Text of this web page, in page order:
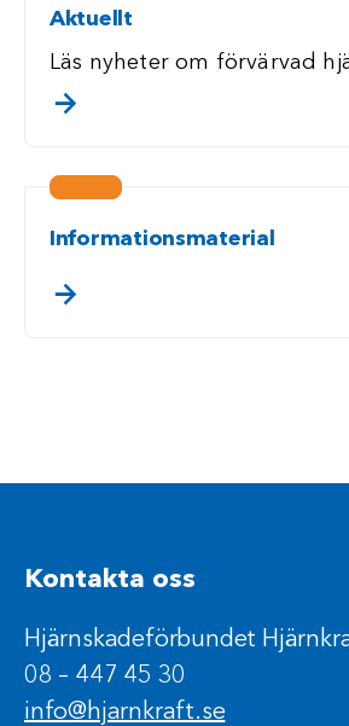
Aktuellt
Läs nyheter om förvärvad
Informationsmaterial
Kontakta oss
Hjärnskadeförbundet
08 – 447 45 30
info@hjarnkraft.se